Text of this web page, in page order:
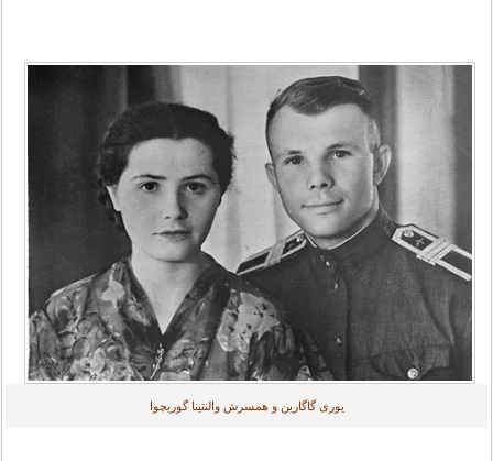
یوری گاگارین و همسرش والنتینا گوریچوا